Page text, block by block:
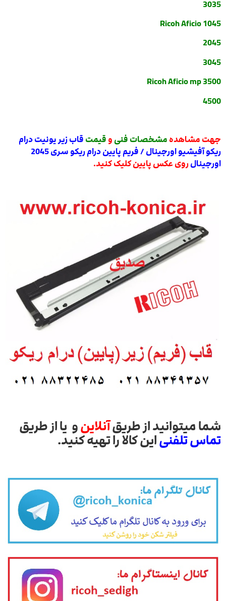
3035
Ricoh Aficio 1045
2045
3045
Ricoh Aficio mp 3500
4500
جهت مشاهده مشخصات فنی و قیمت قاب زیر یونیت درام
ریکو آفیشیو اورجینال / فریم پایین درام ریکو سری 2045
اورجینال روی عکس پایین کلیک کنید.
شما میتوانید از طریقآنلاینو یا از طریق
تماس تلفنیاین کالا را تهیه کنید.